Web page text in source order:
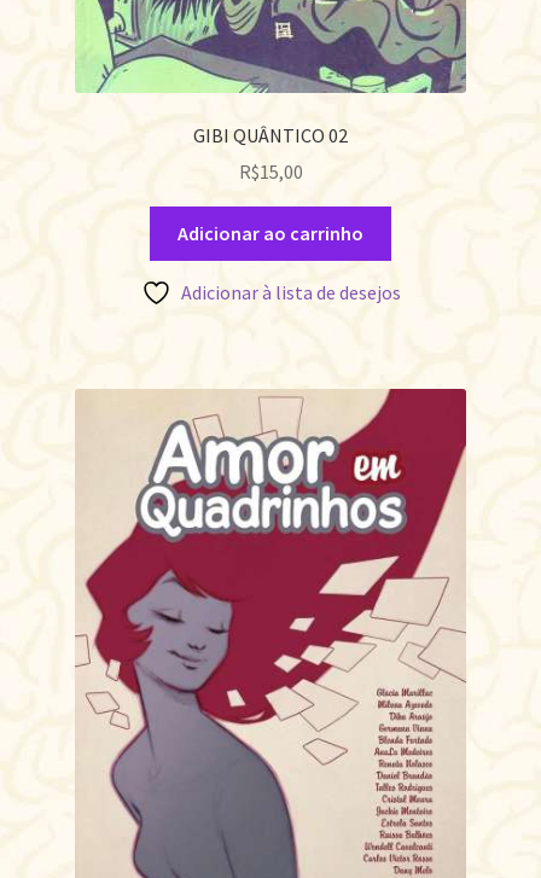
GIBI QUÂNTICO 02
R$15,00
Adicionar ao carrinho
Adicionar à lista de desejos